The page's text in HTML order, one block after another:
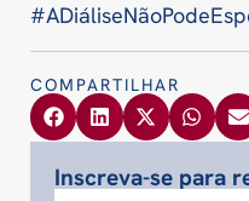
COMPARTILHAR
Inscreva-se para